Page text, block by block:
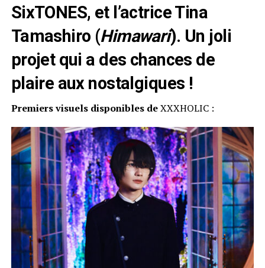
SixTONES, et l’actrice Tina
Tamashiro (Himawari). Un joli
projet qui a des chances de
plaire aux nostalgiques !
Premiers visuels disponibles deXXXHOLIC :